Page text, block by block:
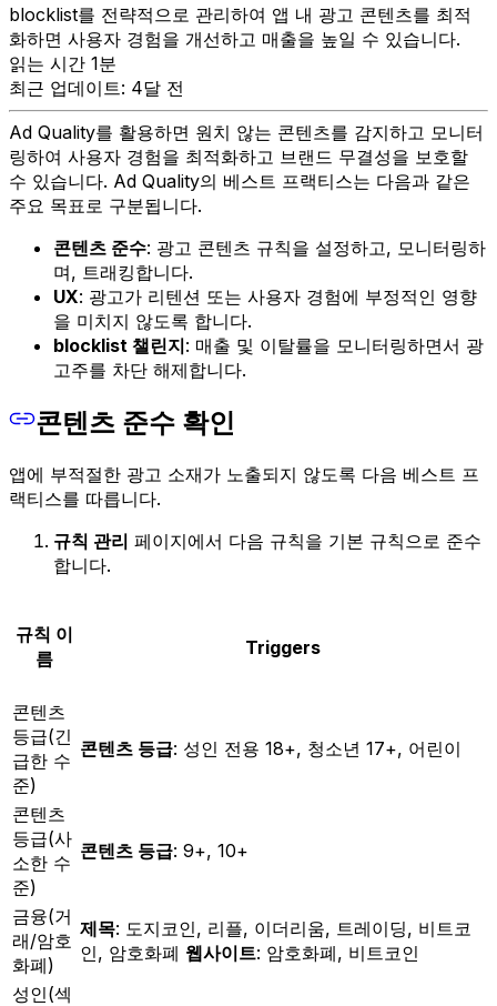
blocklist를 전략적으로 관리하여 앱 내 광고 콘텐츠를 최적
화하면 사용자 경험을 개선하고 매출을 높일 수 있습니다.
읽는 시간 1분
최근 업데이트: 4달 전
Ad Quality를 활용하면 원치 않는 콘텐츠를 감지하고 모니터
링하여 사용자 경험을 최적화하고 브랜드 무결성을 보호할
수 있습니다. Ad Quality의 베스트 프랙티스는 다음과 같은
주요 목표로 구분됩니다.
콘텐츠 준수: 광고 콘텐츠 규칙을 설정하고, 모니터링하
며, 트래킹합니다.
UX: 광고가 리텐션 또는 사용자 경험에 부정적인 영향
을 미치지 않도록 합니다.
blocklist 챌린지: 매출 및 이탈률을 모니터링하면서 광
고주를 차단 해제합니다.
콘텐츠 준수 확인
앱에 부적절한 광고 소재가 노출되지 않도록 다음 베스트 프
랙티스를 따릅니다.
규칙 관리 페이지에서 다음 규칙을 기본 규칙으로 준수
합니다.
규칙 이
름
Triggers
콘텐츠
등급(긴
급한 수
준)
콘텐츠 등급: 성인 전용 18+, 청소년 17+, 어린이
콘텐츠
등급(사
소한 수
준)
콘텐츠 등급: 9+, 10+
금융(거
래/암호
화폐)
제목: 도지코인, 리플, 이더리움, 트레이딩, 비트코
인, 암호화폐 웹사이트: 암호화폐, 비트코인
성인(섹